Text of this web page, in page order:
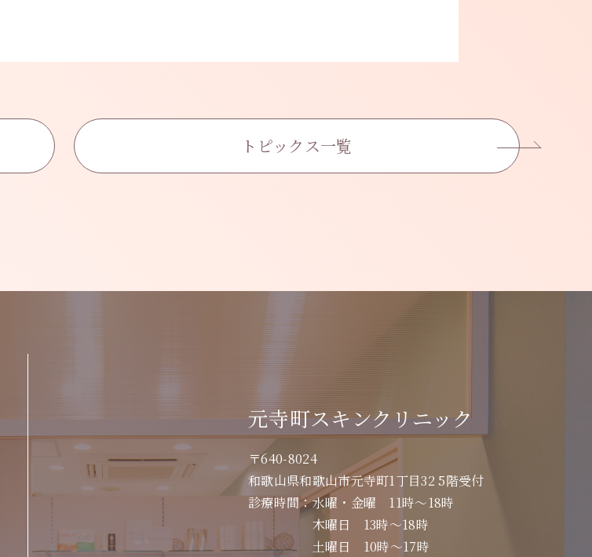
トピックス一覧
元寺町スキンクリニック
〒640-8024
和歌山県和歌山市元寺町1丁目32 5階受付
診療時間：水曜・金曜 11時～18時
木曜日 13時～18時
土曜日 10時～17時